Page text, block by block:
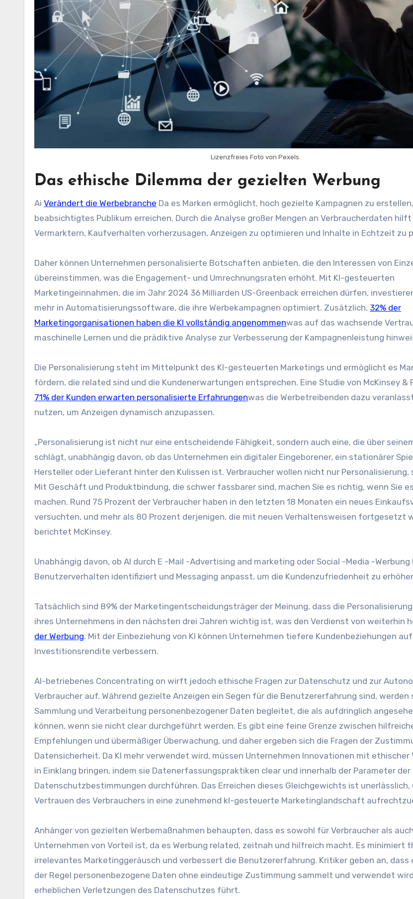
Lizenzfreies Foto von Pexels
Das ethische Dilemma der gezielten Werbung
Ai Verändert die Werbebranche Da es Marken ermöglicht, hoch gezielte Kampagnen zu
beabsichtigtes Publikum erreichen. Durch die Analyse großer Mengen an Verbraucherdaten hilft
Vermarktern, Kaufverhalten vorherzusagen, Anzeigen zu optimieren und Inhalte in Echtzeit zu
Daher können Unternehmen personalisierte Botschaften anbieten, die den Interessen von
übereinstimmen, was die Engagement- und Umrechnungsraten erhöht. Mit KI-gesteuerten
Marketingeinnahmen, die im Jahr 2024 36 Milliarden US-Greenback erreichen dürfen,
mehr in Automatisierungssoftware, die ihre Werbekampagnen optimiert. Zusätzlich, 32% der
Marketingorganisationen haben die KI vollständig angenommenwas auf das wachsende
maschinelle Lernen und die prädiktive Analyse zur Verbesserung der Kampagnenleistung
Die Personalisierung steht im Mittelpunkt des KI-gesteuerten Marketings und ermöglicht es
fördern, die related sind und die Kundenerwartungen entsprechen. Eine Studie von McKinsey &
71% der Kunden erwarten personalisierte Erfahrungenwas die Werbetreibenden dazu
nutzen, um Anzeigen dynamisch anzupassen.
„Personalisierung ist nicht nur eine entscheidende Fähigkeit, sondern auch eine, die über
schlägt, unabhängig davon, ob das Unternehmen ein digitaler Eingeborener, ein stationärer
Hersteller oder Lieferant hinter den Kulissen ist. Verbraucher wollen nicht nur Personalisierung,
Mit Geschäft und Produktbindung, die schwer fassbarer sind, machen Sie es richtig, wenn Sie
machen. Rund 75 Prozent der Verbraucher haben in den letzten 18 Monaten ein neues
versuchten, und mehr als 80 Prozent derjenigen, die mit neuen Verhaltensweisen fortgesetzt
berichtet McKinsey.
Unabhängig davon, ob AI durch E -Mail -Advertising and marketing oder Social -Media -Werbung
Benutzerverhalten identifiziert und Messaging anpasst, um die Kundenzufriedenheit zu
Tatsächlich sind 89% der Marketingentscheidungsträger der Meinung, dass die
ihres Unternehmens in den nächsten drei Jahren wichtig ist, was den Verdienst von weiterhin
der Werbung. Mit der Einbeziehung von KI können Unternehmen tiefere Kundenbeziehungen
Investitionsrendite verbessern.
AI-betriebenes Concentrating on wirft jedoch ethische Fragen zur Datenschutz und zur
Verbraucher auf. Während gezielte Anzeigen ein Segen für die Benutzererfahrung sind, werden
Sammlung und Verarbeitung personenbezogener Daten begleitet, die als aufdringlich
können, wenn sie nicht clear durchgeführt werden. Es gibt eine feine Grenze zwischen
Empfehlungen und übermäßiger Überwachung, und daher ergeben sich die Fragen der
Datensicherheit. Da KI mehr verwendet wird, müssen Unternehmen Innovationen mit
in Einklang bringen, indem sie Datenerfassungspraktiken clear und innerhalb der Parameter der
Datenschutzbestimmungen durchführen. Das Erreichen dieses Gleichgewichts ist unerlässlich,
Vertrauen des Verbrauchers in eine zunehmend kI-gesteuerte Marketinglandschaft
Anhänger von gezielten Werbemaßnahmen behaupten, dass es sowohl für Verbraucher als
Unternehmen von Vorteil ist, da es Werbung related, zeitnah und hilfreich macht. Es minimiert
irrelevantes Marketinggeräusch und verbessert die Benutzererfahrung. Kritiker geben an, dass
der Regel personenbezogene Daten ohne eindeutige Zustimmung sammelt und verwendet
erheblichen Verletzungen des Datenschutzes führt.